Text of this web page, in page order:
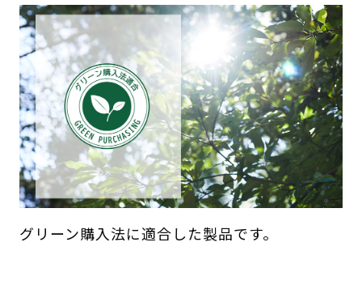
グリーン購入法に適合した製品です。